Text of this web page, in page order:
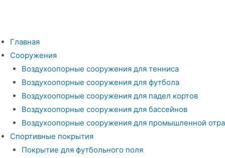
Главная
Сооружения
Воздухоопорные сооружения для тенниса
Воздухоопорные сооружения для футбола
Воздухоопорные сооружения для падел кортов
Воздухоопорные сооружения для бассейнов
Воздухоопорные сооружения для промышленной
Спортивные покрытия
Покрытие для футбольного поля